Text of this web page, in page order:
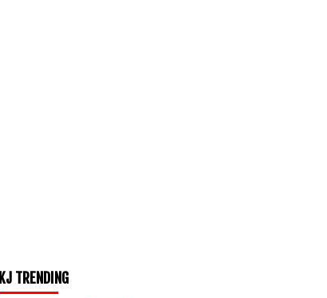
KJ TRENDING